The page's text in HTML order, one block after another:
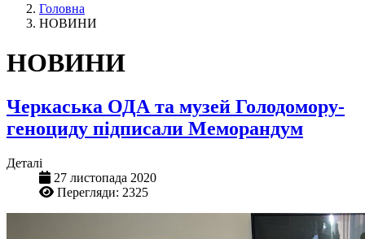
Головна
НОВИНИ
НОВИНИ
Черкаська ОДА та музей Голодомору-
геноциду підписали Меморандум
Деталі
27 листопада 2020
Перегляди: 2325